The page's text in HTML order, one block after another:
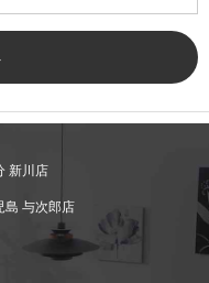
新川店
島 与次郎店